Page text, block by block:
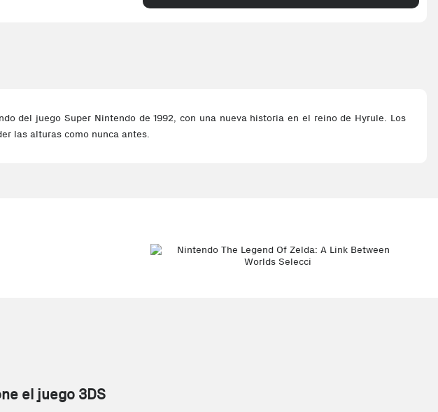
del juego Super Nintendo de 1992, con una nueva historia en el reino de Hyrule. Los
las alturas como nunca antes.
el juego 3DS